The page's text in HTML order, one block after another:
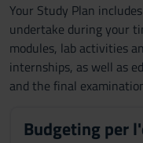
Your Study Plan
undertake during your
modules, lab activities
internships, as well as
and the final
Budgeting per